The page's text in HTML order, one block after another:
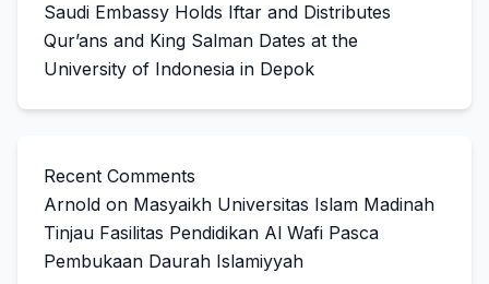
Saudi Embassy Holds Iftar and Distributes
Qur’ans and King Salman Dates at the
University of Indonesia in Depok
Recent Comments
Arnold on Masyaikh Universitas Islam Madinah
Tinjau Fasilitas Pendidikan Al Wafi Pasca
Pembukaan Daurah Islamiyyah